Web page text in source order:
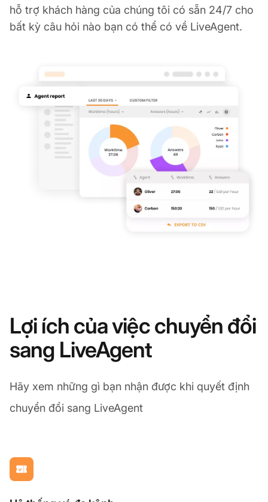
hỗ trợ khách hàng của chúng tôi có sẵn 24/7 cho
bất kỳ câu hỏi nào bạn có thể có về LiveAgent.
Lợi ích của việc chuyển đổi
sang LiveAgent
Hãy xem những gì bạn nhận được khi quyết định
chuyển đổi sang LiveAgent